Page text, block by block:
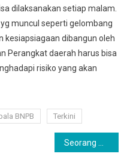
dilaksanakan setiap malam.
muncul seperti gelombang
kesiapsiagaan dibangun oleh
Perangkat daerah harus bisa
risiko yang akan
BNPB Terkini